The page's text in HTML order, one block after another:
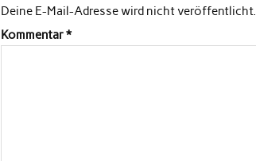
Deine E-Mail-Adresse wird nicht veröffentlicht.
Kommentar*